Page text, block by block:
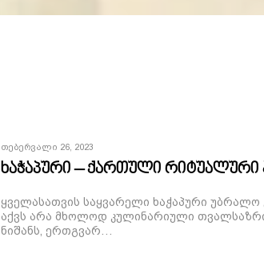
Თებერვალი 26, 2023
ხაჭაპური – ქართული რიტუალური
ყველასათვის საყვარელი ხაჭაპური უბრალო
აქვს არა მხოლოდ კულინარიული
ნიშანს, ერთგვარ…